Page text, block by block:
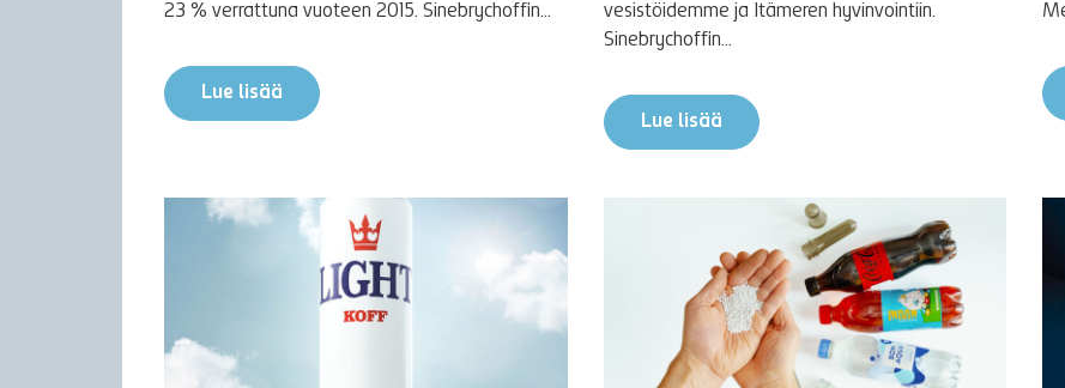
23 % verrattuna vuoteen 2015. Sinebrychoffin...
Lue lisää
vesistöidemme ja Itämeren hyvinvointiin.
Sinebrychoffin...
Lue lisää